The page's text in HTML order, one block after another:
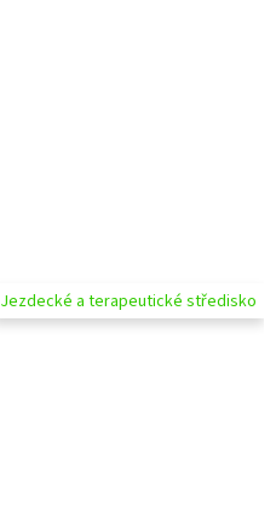
Jezdecké a terapeutické středisko